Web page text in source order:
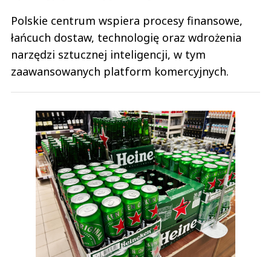
Polskie centrum wspiera procesy finansowe,
łańcuch dostaw, technologię oraz wdrożenia
narzędzi sztucznej inteligencji, w tym
zaawansowanych platform komercyjnych.